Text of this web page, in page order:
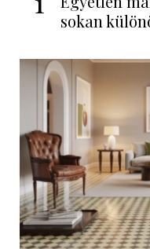
sokan